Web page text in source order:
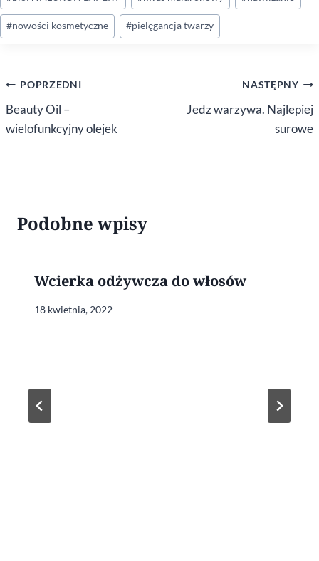
wpisu:
#nowości kosmetyczne #pielęgancja twarzy
Nawigacja
wpisu
POPRZEDNI
Beauty Oil –
wielofunkcyjny olejek
NASTĘPNY
Jedz warzywa. Najlepiej
surowe
Podobne wpisy
Wcierka odżywcza do włosów
18 kwietnia, 2022